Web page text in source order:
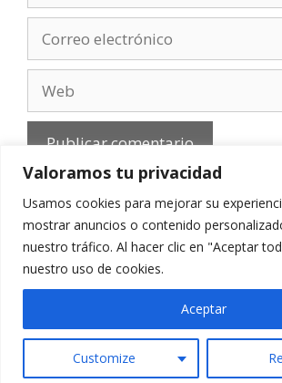
Valoramos tu privacidad
Usamos cookies para mejorar su
mostrar anuncios o contenido
nuestro tráfico. Al hacer clic en "Aceptar
nuestro uso de cookies.
Customize
Aceptar
electrónico
Aviso Legal-Política de privacidad
Contacto
© 2010 - 2026